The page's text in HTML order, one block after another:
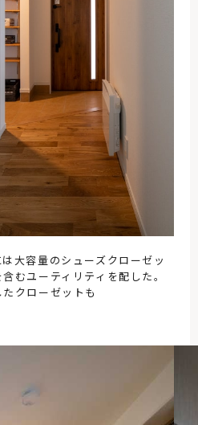
大容量のシューズクローゼッ
むユーティリティを配した。
クローゼットも